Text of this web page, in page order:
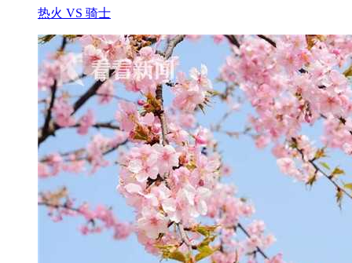
热火 VS 骑士